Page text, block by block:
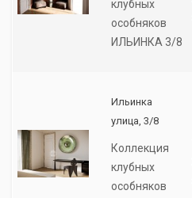
клубных
особняков
ИЛЬИНКА 3/8
Ильинка
улица, 3/8
Коллекция
клубных
особняков